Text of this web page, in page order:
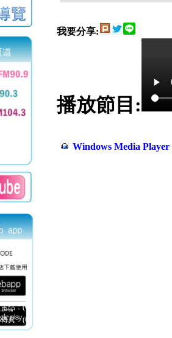
我要分享:
播放節目:
Windows Media
電話：(02)2369-9050
傳真：(02)2362-7816